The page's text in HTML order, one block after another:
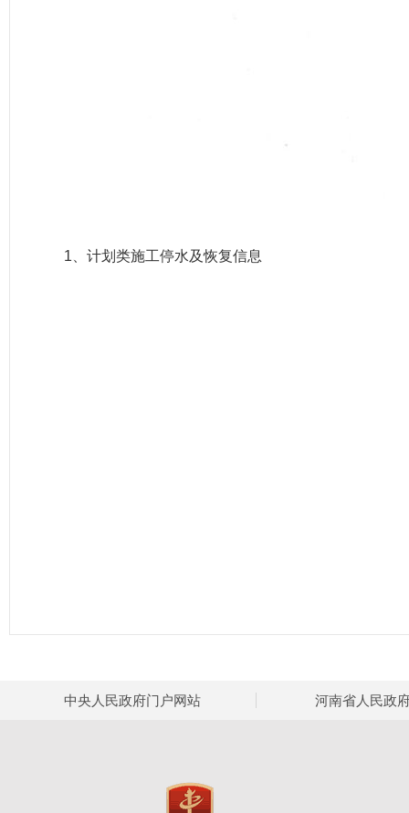
1、计划类施工停水及恢复信息
中央人民政府门户网站 河南省人民政